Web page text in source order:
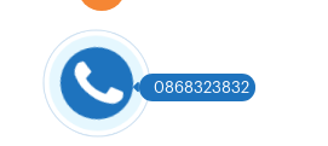
0868323832